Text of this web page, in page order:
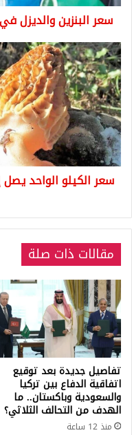
سعر البنزين والديزل في
سعر
الكيلو
الواحد
يصل
إلى
700
ليرة
والمواطنون
يهرعون
لجمعه
مقالات ذات صلة
تفاصيل جديدة بعد توقيع
اتفاقية الدفاع بين تركيا
والسعودية وباكستان.. ما
الهدف من التحالف الثلاثي؟
منذ 12 ساعة